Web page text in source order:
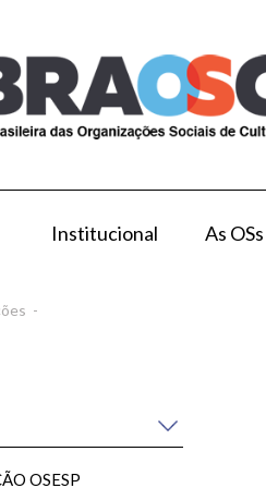
Institucional As OSs
-
OSESP